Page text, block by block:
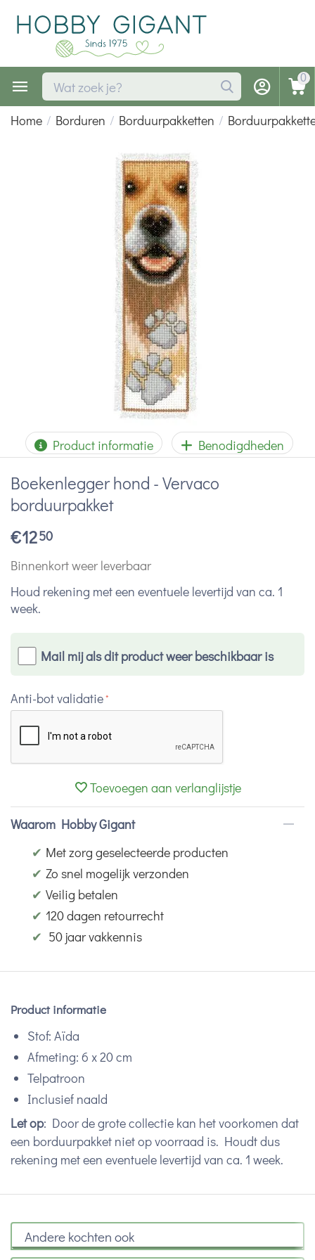
0
Home / Borduren / Borduurpakketten /
Product informatie Benodigdheden
Boekenlegger hond - Vervaco
borduurpakket
€1250
Binnenkort weer leverbaar
Houd rekening met een eventuele levertijd van ca. 1
week.
Mail mij als dit product weer beschikbaar is
Anti-bot validatie
Toevoegen aan verlanglijstje
Waarom Hobby Gigant
✔ Met zorg geselecteerde producten
✔ Zo snel mogelijk verzonden
✔ Veilig betalen
✔ 120 dagen retourrecht
✔ 50 jaar vakkennis
Product informatie
Stof: Aïda
Afmeting: 6 x 20 cm
Telpatroon
Inclusief naald
Let op: Door de grote collectie kan het voorkomen dat
een borduurpakket niet op voorraad is. Houdt dus
rekening met een eventuele levertijd van ca. 1 week.
Andere kochten ook